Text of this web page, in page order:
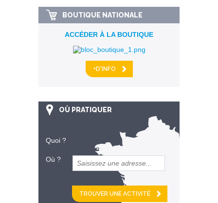
BOUTIQUE NATIONALE
ACCÉDER À LA BOUTIQUE
+D'INFO
OÙ PRATIQUER
Quoi ?
Où ?
et